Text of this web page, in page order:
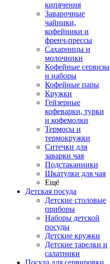
кипячения
Заварочные
чайники,
кофейники и
френч-прессы
Сахарницы и
молочники
Кофейные сервизы
и наборы
Кофейные пары
Кружки
Гейзерные
кофеварки, турки
и кофемолки
Термосы и
термокружки
Ситечки для
заварки чая
Подстаканники
Шкатулки для чая
Ещё
Детская посуда
Детские столовые
приборы
Наборы детской
посуды
Детские кружки
Детские тарелки и
салатники
Посуда для сервировки